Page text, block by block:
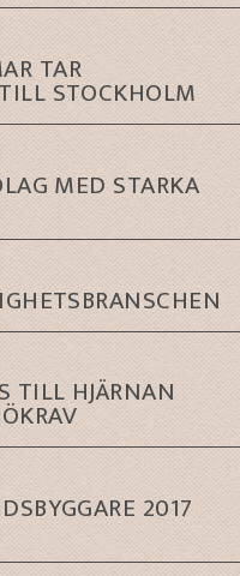
TAR
STOCKHOLM
MED STARKA
TILL HJÄRNAN
2017